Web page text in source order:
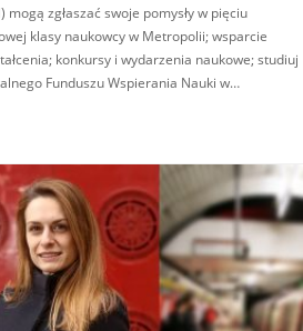
zgłaszać swoje pomysły w pięciu
klasy naukowcy w Metropolii; wsparcie
konkursy i wydarzenia naukowe; studiuj
Funduszu Wspierania Nauki w…